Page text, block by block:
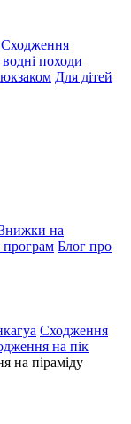
Сходження
походи
Для дітей
на
Блог про
Сходження
на пік
на піраміду